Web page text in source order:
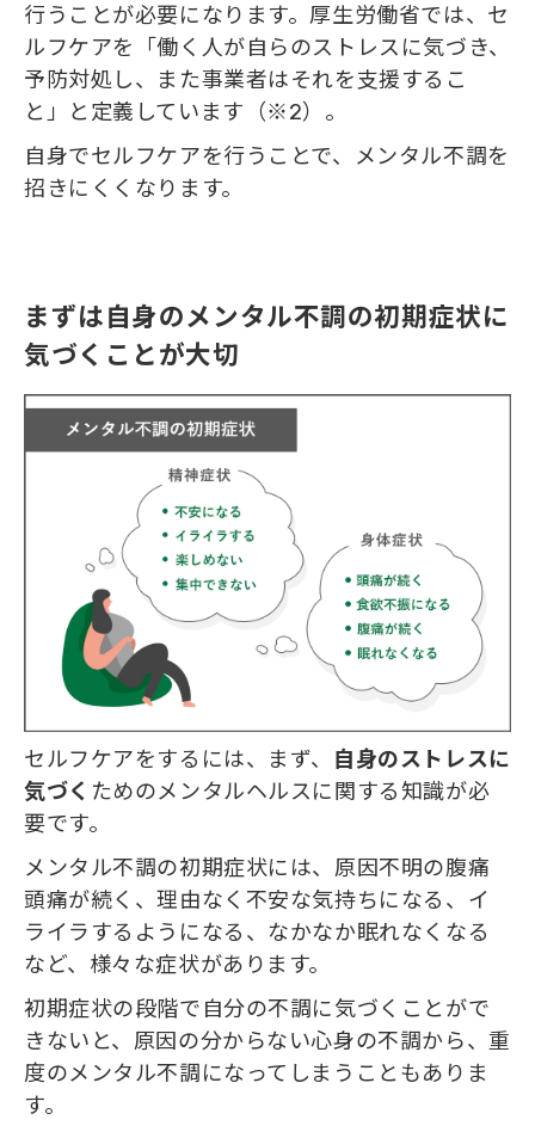
行うことが必要になります。厚生労働省では、セ
ルフケアを「働く人が自らのストレスに気づき、
予防対処し、また事業者はそれを支援するこ
と」と定義しています（※2）。
自身でセルフケアを行うことで、メンタル不調を
招きにくくなります。
まずは自身のメンタル不調の初期症状に
気づくことが大切
セルフケアをするには、まず、 自身のストレスに
気づく ためのメンタルヘルスに関する知識が必
要です。
メンタル不調の初期症状には、原因不明の腹痛
頭痛が続く、理由なく不安な気持ちになる、イ
ライラするようになる、なかなか眠れなくなる
など、様々な症状があります。
初期症状の段階で自分の不調に気づくことがで
きないと、原因の分からない心身の不調から、重
度のメンタル不調になってしまうこともありま
す。